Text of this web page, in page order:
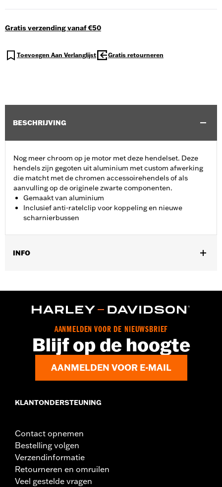
Gratis verzending vanaf €50
Toevoegen Aan Verlanglijst Gratis retourneren
BESCHRIJVING
Nog meer chroom op je motor met deze hendelset. Deze
hendels zijn gegoten uit aluminium met custom afwerking
die matcht met de chromen accessoirehendels of als
aanvulling op de originele zwarte componenten.
Gemaakt van aluminium
Inclusief anti-ratelclip voor koppeling en nieuwe
scharnierbussen
INFO
Materiaal: Aluminum
koppeling, nieuwe scharnierbus
AANMELDEN VOOR DE NIEUWSBRIEF
Blijf op de hoogte
AANMELDEN VOOR E-MAIL
KLANTONDERSTEUNING
Contact opnemen
Bestelling volgen
Verzendinformatie
Retourneren en omruilen
Veel gestelde vragen